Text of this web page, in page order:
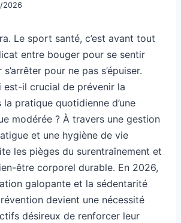
2026
Le sport santé, c’est avant tout
entre bouger pour se sentir
pour ne pas s’épuiser.
est-il crucial de prévenir la
la pratique quotidienne d’une
modérée ? À travers une gestion
et une hygiène de vie
les pièges du surentraînement et
être corporel durable. En 2026,
galopante et la sédentarité
devient une nécessité
désireux de renforcer leur